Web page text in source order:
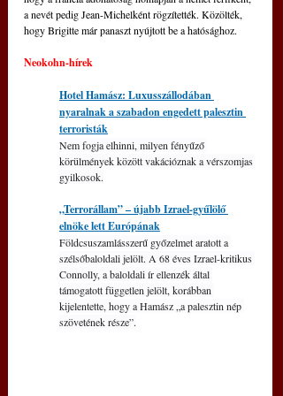
a nevét pedig Jean-Michelként rögzítették. Közölték,
hogy Brigitte már panaszt nyújtott be a hatósághoz.
Neokohn-hírek
Hotel Hamász: Luxusszállodában
nyaralnak a szabadon engedett palesztin
terroristák
Nem fogja elhinni, milyen fényűző
körülmények között vakációznak a vérszomjas
gyilkosok.
„Terrorállam” – újabb Izrael-gyűlölő
elnöke lett Európának
Földcsuszamlásszerű győzelmet aratott a
szélsőbaloldali jelölt. A 68 éves Izrael-kritikus
Connolly, a baloldali ír ellenzék által
támogatott független jelölt, korábban
kijelentette, hogy a Hamász „a palesztin nép
szövetének része”.